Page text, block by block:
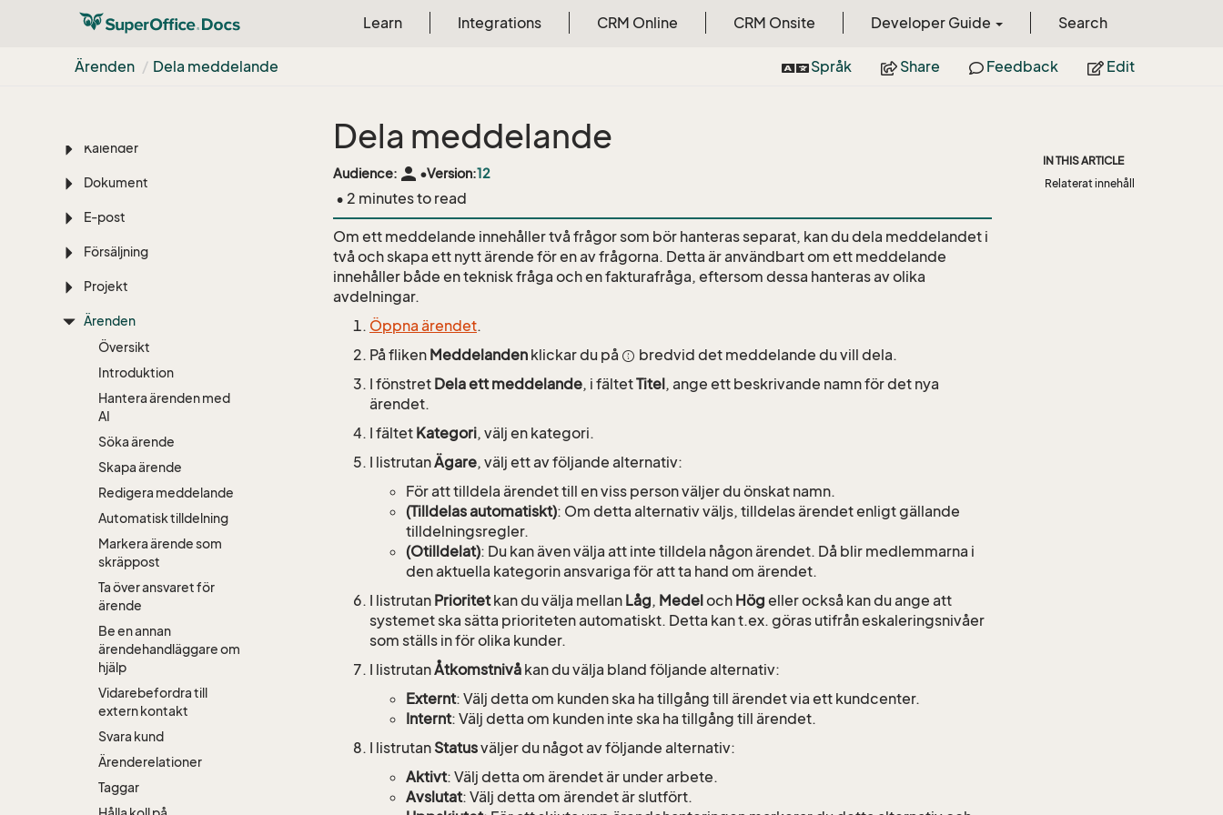
Learn Integrations CRM Online CRM Onsite Developer Guide Search
Ärenden Dela meddelande Språk Share Feedback Edit
Sökfunktioner
Kalender
Dokument
E-post
Försäljning
Projekt
Ärenden
Översikt
Introduktion
Hantera ärenden med
AI
Söka ärende
Skapa ärende
Redigera meddelande
Automatisk tilldelning
Markera ärende som
skräppost
Ta över ansvaret för
ärende
Be en annan
ärendehandläggare om
hjälp
Vidarebefordra till
extern kontakt
Svara kund
Ärenderelationer
Taggar
Dela meddelande
Audience: person •Version:12
• 2 minutes to read
Om ett meddelande innehåller två frågor som bör hanteras separat, kan du dela meddelandet i
två och skapa ett nytt ärende för en av frågorna. Detta är användbart om ett meddelande
innehåller både en teknisk fråga och en fakturafråga, eftersom dessa hanteras av olika
avdelningar.
Öppna ärendet.
På fliken Meddelanden klickar du på
bredvid det meddelande du vill dela.
I fönstret Dela ett meddelande, i fältetTitel, ange ett beskrivande namn för det nya
ärendet.
I fältet Kategori, välj en kategori.
I listrutanÄgare, välj ett av följande alternativ:
För att tilldela ärendet till en viss person väljer du önskat namn.
(Tilldelas automatiskt): Om detta alternativ väljs, tilldelas ärendet enligt gällande
tilldelningsregler.
(Otilldelat): Du kan även välja att inte tilldela någon ärendet. Då blir medlemmarna i
den aktuella kategorin ansvariga för att ta hand om ärendet.
I listrutan Prioritetkan du välja mellan Låg, Medel och Hög eller också kan du ange att
systemet ska sätta prioriteten automatiskt. Detta kan t.ex. göras utifrån eskaleringsnivåer
som ställs in för olika kunder.
I listrutanÅtkomstnivå kan du välja bland följande alternativ:
Externt: Välj detta om kunden ska ha tillgång till ärendet via ett kundcenter.
Internt: Välj detta om kunden inte ska ha tillgång till ärendet.
I listrutan Statusväljer du något av följande alternativ:
Aktivt: Välj detta om ärendet är under arbete.
Avslutat: Välj detta om ärendet är slutfört.
IN THIS ARTICLE
Relaterat innehåll